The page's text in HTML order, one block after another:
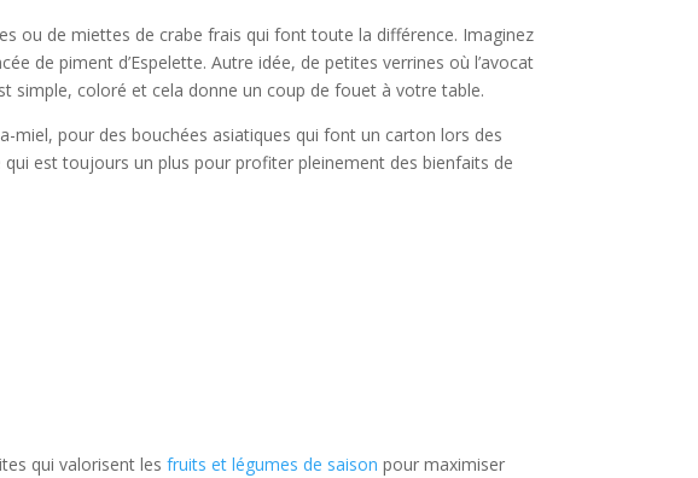
ou de miettes de crabe frais qui font toute la différence. Imaginez
de piment d’Espelette. Autre idée, de petites verrines où l’avocat
simple, coloré et cela donne un coup de fouet à votre table.
miel, pour des bouchées asiatiques qui font un carton lors des
est toujours un plus pour profiter pleinement des bienfaits de
qui valorisent lesfruits et légumes de saison pour maximiser